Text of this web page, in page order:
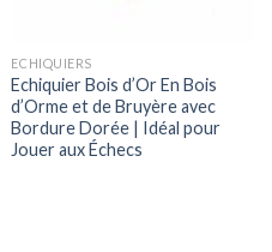
ECHIQUIERS
Echiquier Bois d’Or En Bois
d’Orme et de Bruyère avec
Bordure Dorée | Idéal pour
Jouer aux Échecs